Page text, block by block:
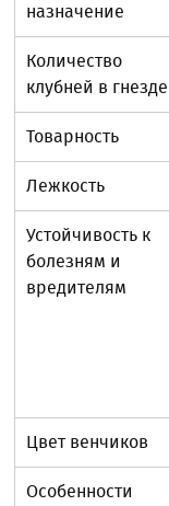
назначение
Количество
клубней в гнезде
Товарность
Лежкость
Устойчивость к
болезням и
вредителям
Цвет венчиков
Особенности